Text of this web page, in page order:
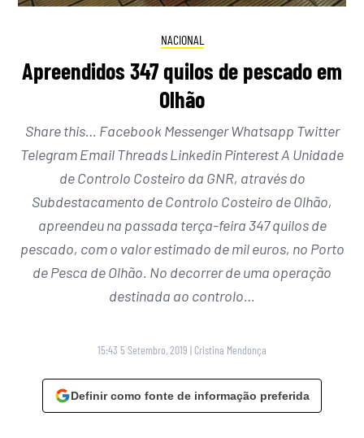
NACIONAL
Apreendidos 347 quilos de pescado em
Olhão
Share this… Facebook Messenger Whatsapp Twitter
Telegram Email Threads Linkedin Pinterest A Unidade
de Controlo Costeiro da GNR, através do
Subdestacamento de Controlo Costeiro de Olhão,
apreendeu na passada terça-feira 347 quilos de
pescado, com o valor estimado de mil euros, no Porto
de Pesca de Olhão. No decorrer de uma operação
destinada ao controlo…
15:43 5 Setembro, 2019 | Cristina Mendonça
Definir como fonte de informação preferida